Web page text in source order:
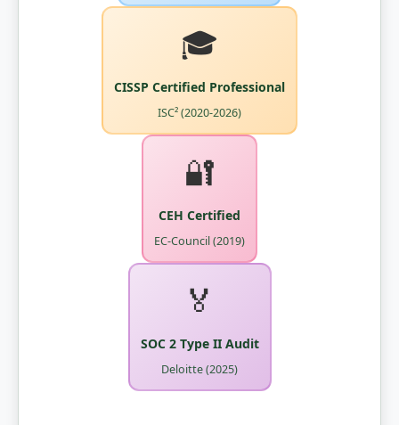
🎓
CISSP Certified Professional
ISC² (2020-2026)
🔐
CEH Certified
EC-Council (2019)
🏅
SOC 2 Type II Audit
Deloitte (2025)